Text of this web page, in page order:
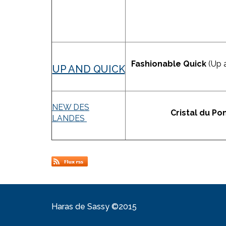
UP AND QUICK Fashionable Quick(Up
NEW DES
LANDES
Cristal du
Haras de Sassy ©2015